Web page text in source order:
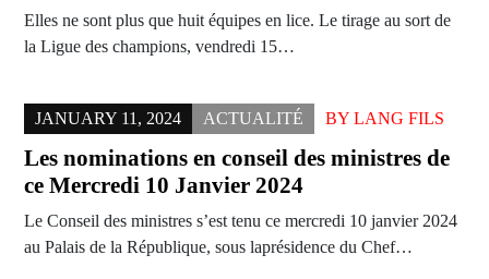
Elles ne sont plus que huit équipes en lice. Le tirage au sort de
la Ligue des champions, vendredi 15…
JANUARY 11, 2024 ACTUALITÉ BY LANG FILS
Les nominations en conseil des ministres de
ce Mercredi 10 Janvier 2024
Le Conseil des ministres s’est tenu ce mercredi 10 janvier 2024
au Palais de la République, sous laprésidence du Chef…